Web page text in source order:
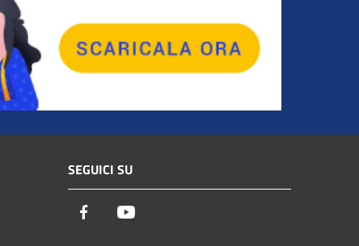
SEGUICI SU
Facebook